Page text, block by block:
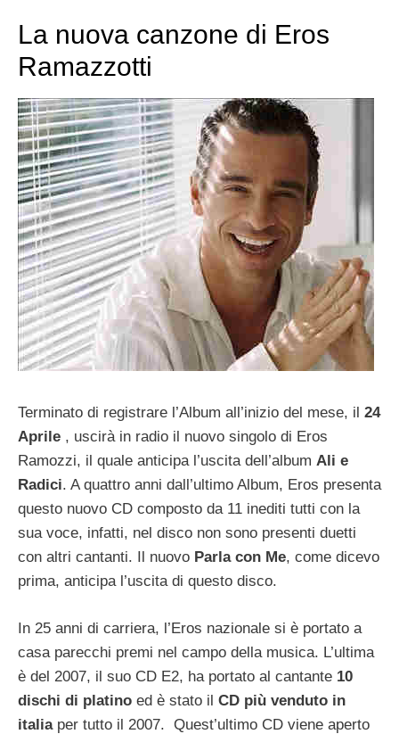
La nuova canzone di Eros
Ramazzotti
Terminato di registrare l’Album all’inizio del mese, il 24
Aprile , uscirà in radio il nuovo singolo di Eros
Ramozzi, il quale anticipa l’uscita dell’album Ali e
Radici. A quattro anni dall’ultimo Album, Eros presenta
questo nuovo CD composto da 11 inediti tutti con la
sua voce, infatti, nel disco non sono presenti duetti
con altri cantanti. Il nuovo Parla con Me, come dicevo
prima, anticipa l’uscita di questo disco.
In 25 anni di carriera, l’Eros nazionale si è portato a
casa parecchi premi nel campo della musica. L’ultima
è del 2007, il suo CD E2, ha portato al cantante 10
dischi di platino ed è stato il CD più venduto in
italiaper tutto il 2007. Quest’ultimo CD viene aperto